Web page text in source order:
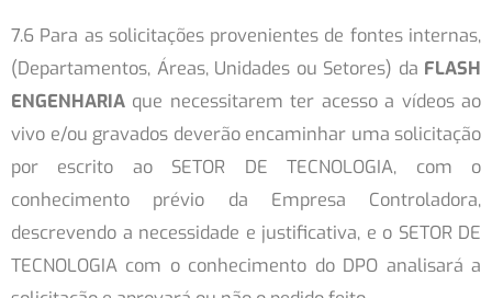
7.6 Para as solicitações provenientes de fontes internas,
(Departamentos, Áreas, Unidades ou Setores) da FLASH
ENGENHARIA que necessitarem ter acesso a vídeos ao
vivo e/ou gravados deverão encaminhar uma solicitação
por escrito ao SETOR DE TECNOLOGIA, com o
conhecimento prévio da Empresa Controladora,
descrevendo a necessidade e justificativa, e o SETOR DE
TECNOLOGIA com o conhecimento do DPO analisará a